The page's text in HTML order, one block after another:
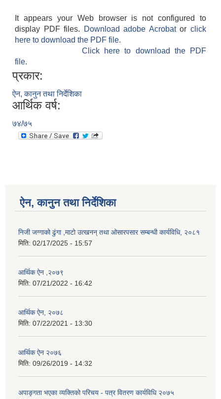
It appears your Web browser is not configured to
display PDF files.
Download adobe Acrobatorclick
here to download the PDF file.
Click here to download the PDF
file.
प्रकार:
ऐन, कानुन तथा निर्देशिका
आर्थिक वर्ष:
७४/७५
ऐन, कानुन तथा निर्देशिका
निजी जग्गाको ढुंगा ,माटो उत्खनन् तथा ओसारपसार सम्बन्धी कार्यविधि, २०८१
मिति: 02/17/2025 - 15:57
आर्थिक ऐन ,२०७९
मिति: 07/21/2022 - 16:42
आर्थिक ऐन, २०७८
मिति: 07/22/2021 - 13:30
आर्थिक ऐन २०७६
मिति: 09/26/2019 - 14:32
अपाङ्गता भएका व्यक्तिको परिचय - पत्र वितरण कार्यविधि २०७५